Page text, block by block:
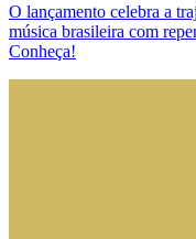
O lançamento celebra a
música brasileira com
Conheça!